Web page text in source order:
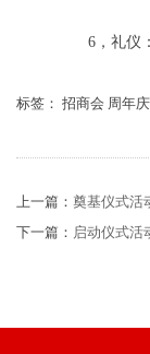
6，礼仪
标签： 招商会 周年
上一篇： 奠基仪式活
下一篇： 启动仪式活